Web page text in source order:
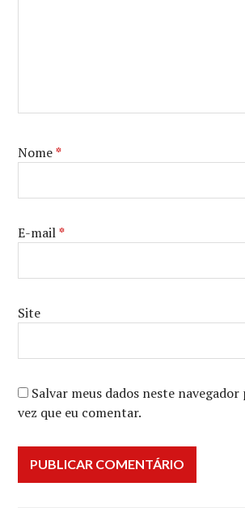
Nome*
E-mail*
Site
Salvar meus dados neste
vez que eu comentar.